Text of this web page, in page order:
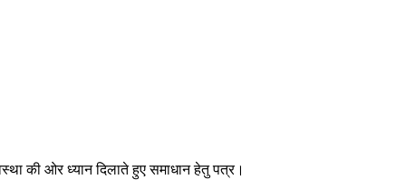
की ओर ध्यान दिलाते हुए समाधान हेतु पत्र।